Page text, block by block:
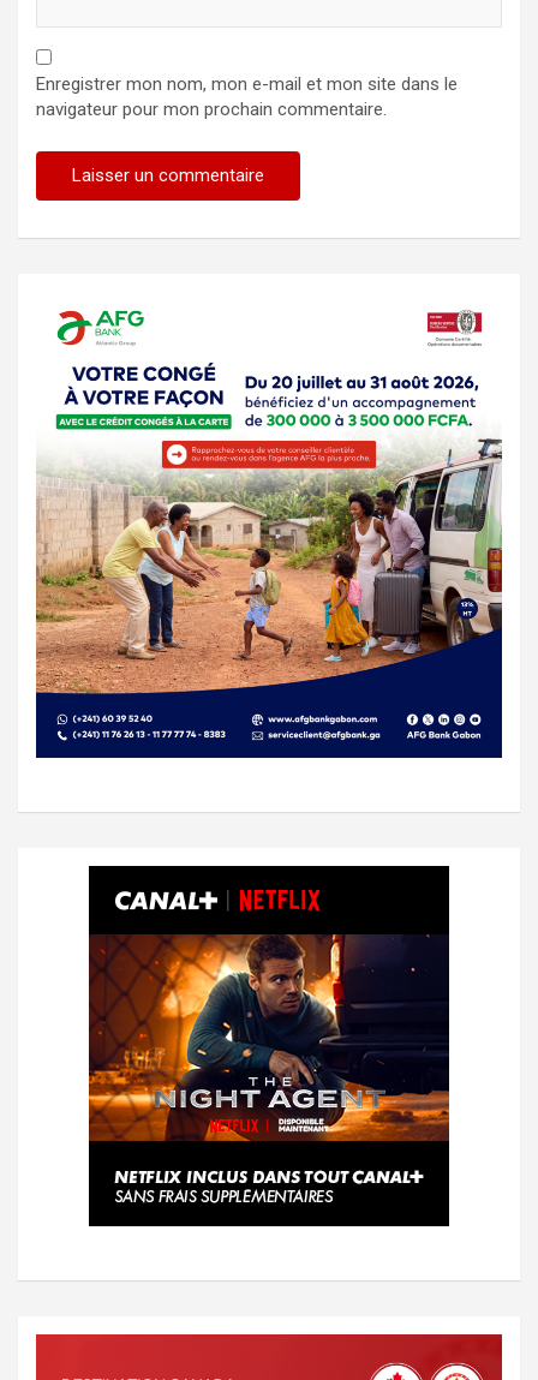
Enregistrer mon nom, mon e-mail et mon site dans le
navigateur pour mon prochain commentaire.